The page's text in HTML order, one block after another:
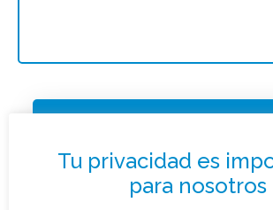
¿Qué tipo de caso quieres